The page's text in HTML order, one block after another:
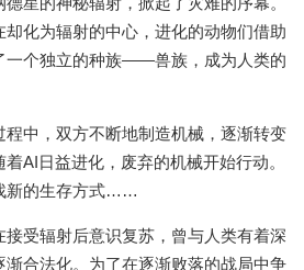
化为辐射的中心，进化的动物们借助
一个独立的种族——兽族，成为人类的
中，双方不断地制造机械，逐渐转变
AI日益进化，废弃的机械开始行动。
新的生存方式……
受辐射后意识复苏，曾与人类有着深
渐合法化。为了在逐渐败落的战局中争